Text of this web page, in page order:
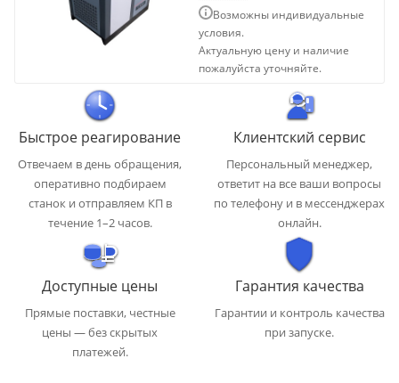
Возможны индивидуальные
условия.
Актуальную цену и наличие
пожалуйста уточняйте.
Быстрое реагирование
Отвечаем в день обращения,
оперативно подбираем
станок и отправляем КП в
течение 1–2 часов.
Клиентский сервис
Персональный менеджер,
ответит на все ваши вопросы
по телефону и в мессенджерах
онлайн.
Доступные цены
Прямые поставки, честные
цены — без скрытых
платежей.
Гарантия качества
Гарантии и контроль качества
при запуске.